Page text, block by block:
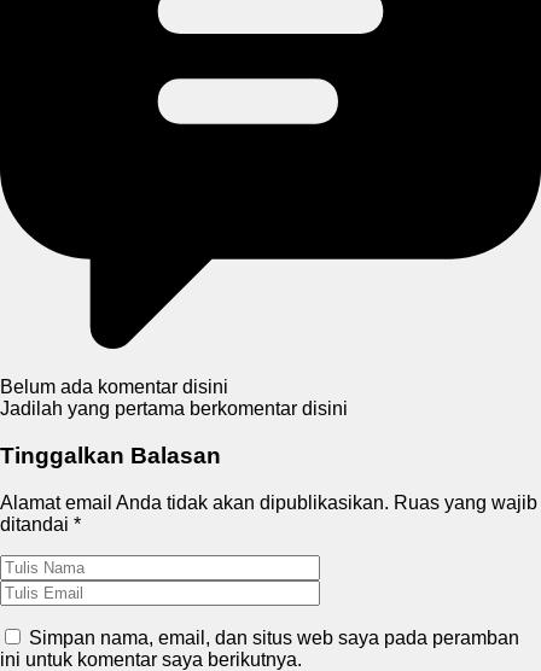
Belum ada komentar disini
Jadilah yang pertama berkomentar disini
Tinggalkan Balasan
Alamat email Anda tidak akan dipublikasikan. Ruas yang wajib
ditandai *
Simpan nama, email, dan situs web saya pada peramban
ini untuk komentar saya berikutnya.